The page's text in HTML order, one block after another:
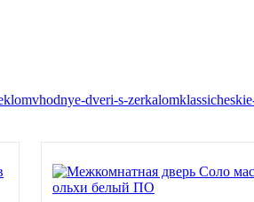
vhodnye-dveri-s-zerkalom